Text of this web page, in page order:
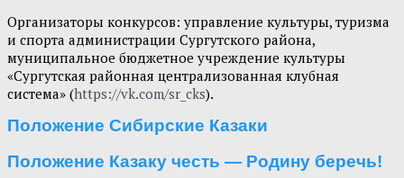
Организаторы конкурсов: управление культуры, туризма
и спорта администрации Сургутского района,
муниципальное бюджетное учреждение культуры
«Сургутская районная централизованная клубная
система» (https://vk.com/sr_cks).
Положение Сибирские Казаки
Положение Казаку честь — Родину беречь!